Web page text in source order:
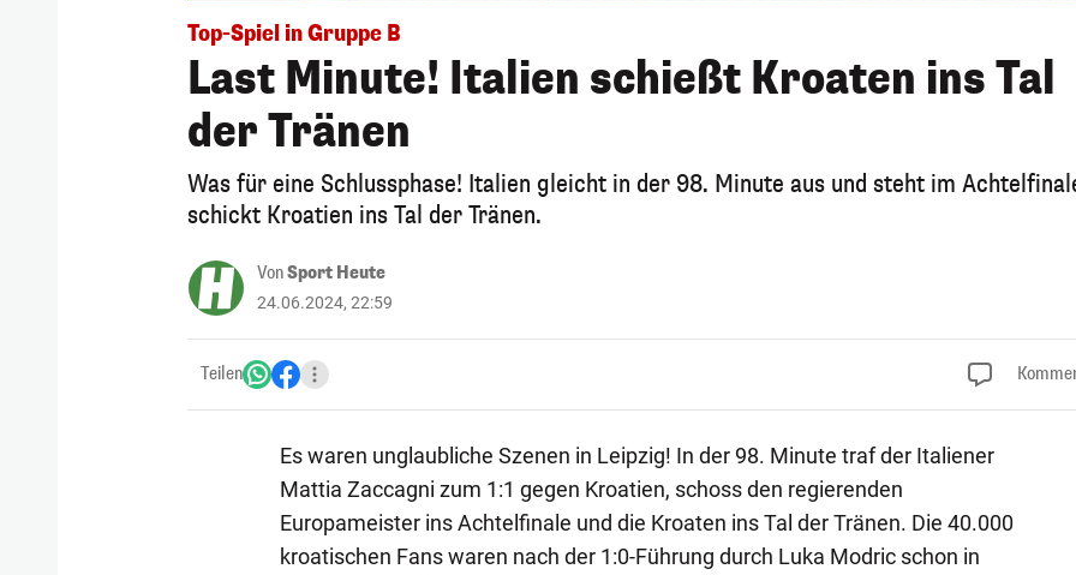
Top-Spiel in Gruppe B
Last Minute! Italien schießt Kroaten ins Tal
der Tränen
Was für eine Schlussphase! Italien gleicht in der 98. Minute aus und steht im
schickt Kroatien ins Tal der Tränen.
VonSport Heute
24.06.2024, 22:59
Teilen
Es waren unglaubliche Szenen in Leipzig! In der 98. Minute traf der Italiener
Mattia Zaccagni zum 1:1 gegen Kroatien, schoss den regierenden
Europameister ins Achtelfinale und die Kroaten ins Tal der Tränen. Die 40.000
kroatischen Fans waren nach der 1:0-Führung durch Luka Modric schon in